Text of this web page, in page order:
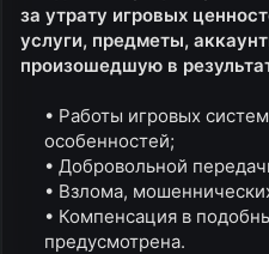
за утрату игровых
услуги, предметы,
произошедшую в
• Работы игровых
особенностей;​
• Добровольной
• Взлома,
• Компенсация в
предусмотрена.​